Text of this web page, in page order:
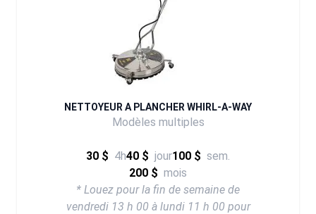
NETTOYEUR A PLANCHER WHIRL-A-WAY
Modèles multiples
30 $ 4h40 $ jour100 $ sem.
200 $ mois
* Louez pour la fin de semaine de
vendredi 13 h 00 à lundi 11 h 00 pour